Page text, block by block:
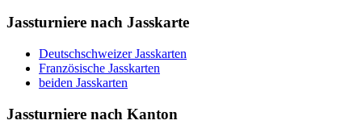
Jassturniere nach Jasskarte
Deutschschweizer Jasskarten
Französische Jasskarten
beiden Jasskarten
Jassturniere nach Kanton